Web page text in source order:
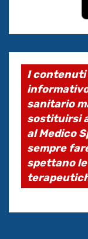
I
sanitario
sostituirsi
al Medico
sempre
spettano